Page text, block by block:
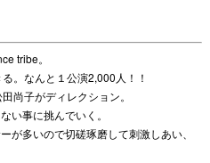
tribe。
。なんと１公演2,000人！！
尚子がディレクション。
い事に挑んでいく。
が多いので切磋琢磨して刺激しあい、